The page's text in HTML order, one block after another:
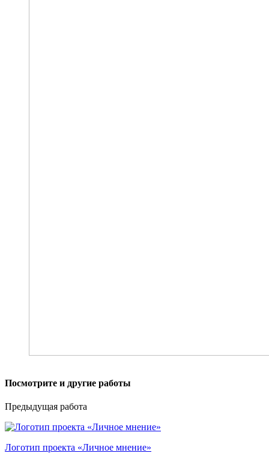
Посмотрите и другие работы
Предыдущая работа
Логотип проекта «Личное мнение»